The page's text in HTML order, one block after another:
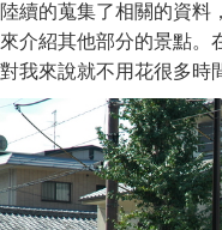
陸續的蒐集了相關的資料
來介紹其他部分的景點。
對我來說就不用花很多時